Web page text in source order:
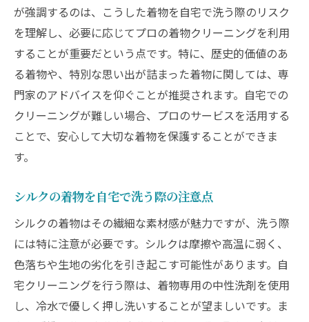
が強調するのは、こうした着物を自宅で洗う際のリスク
を理解し、必要に応じてプロの着物クリーニングを利用
することが重要だという点です。特に、歴史的価値のあ
る着物や、特別な思い出が詰まった着物に関しては、専
門家のアドバイスを仰ぐことが推奨されます。自宅での
クリーニングが難しい場合、プロのサービスを活用する
ことで、安心して大切な着物を保護することができま
す。
シルクの着物を自宅で洗う際の注意点
シルクの着物はその繊細な素材感が魅力ですが、洗う際
には特に注意が必要です。シルクは摩擦や高温に弱く、
色落ちや生地の劣化を引き起こす可能性があります。自
宅クリーニングを行う際は、着物専用の中性洗剤を使用
し、冷水で優しく押し洗いすることが望ましいです。ま